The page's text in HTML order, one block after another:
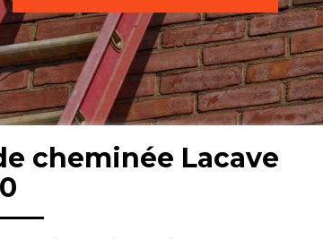
cheminée Lacave